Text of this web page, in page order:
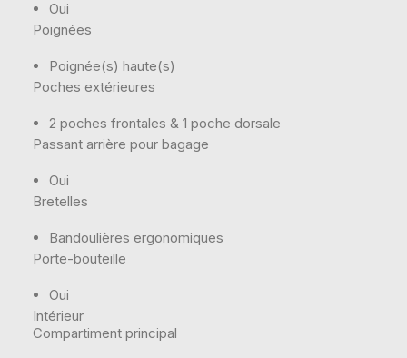
Oui
Poignées
Poignée(s) haute(s)
Poches extérieures
2 poches frontales & 1 poche dorsale
Passant arrière pour bagage
Oui
Bretelles
Bandoulières ergonomiques
Porte-bouteille
Oui
Intérieur
Compartiment principal